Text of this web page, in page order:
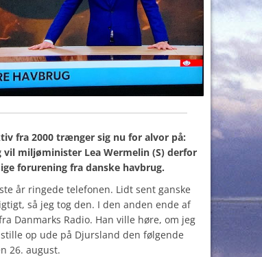
fra 2000 trænger sig nu for alvor på:
vil miljøminister Lea Wermelin (S) derfor
forurening fra danske havbrug.
år ringede telefonen. Lidt sent ganske
så jeg tog den. I den anden ende af
Danmarks Radio. Han ville høre, om jeg
op ude på Djursland den følgende
26. august.